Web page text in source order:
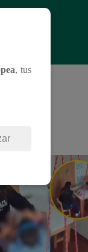
, tus